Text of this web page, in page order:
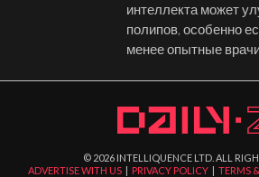
интеллекта может
полипов, особенно
менее опытные
© 2026 INTELLIQUENCE LTD. ALL
ADVERTISE WITH US | PRIVACY POLICY |TERMS